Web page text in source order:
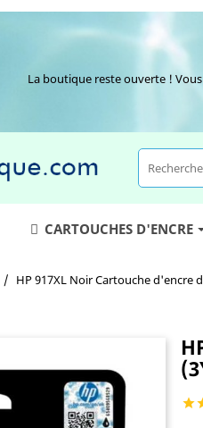
La boutique reste ouverte !
CARTOUCHES D'ENCRE
HP 917XL Noir Cartouche d'encre
